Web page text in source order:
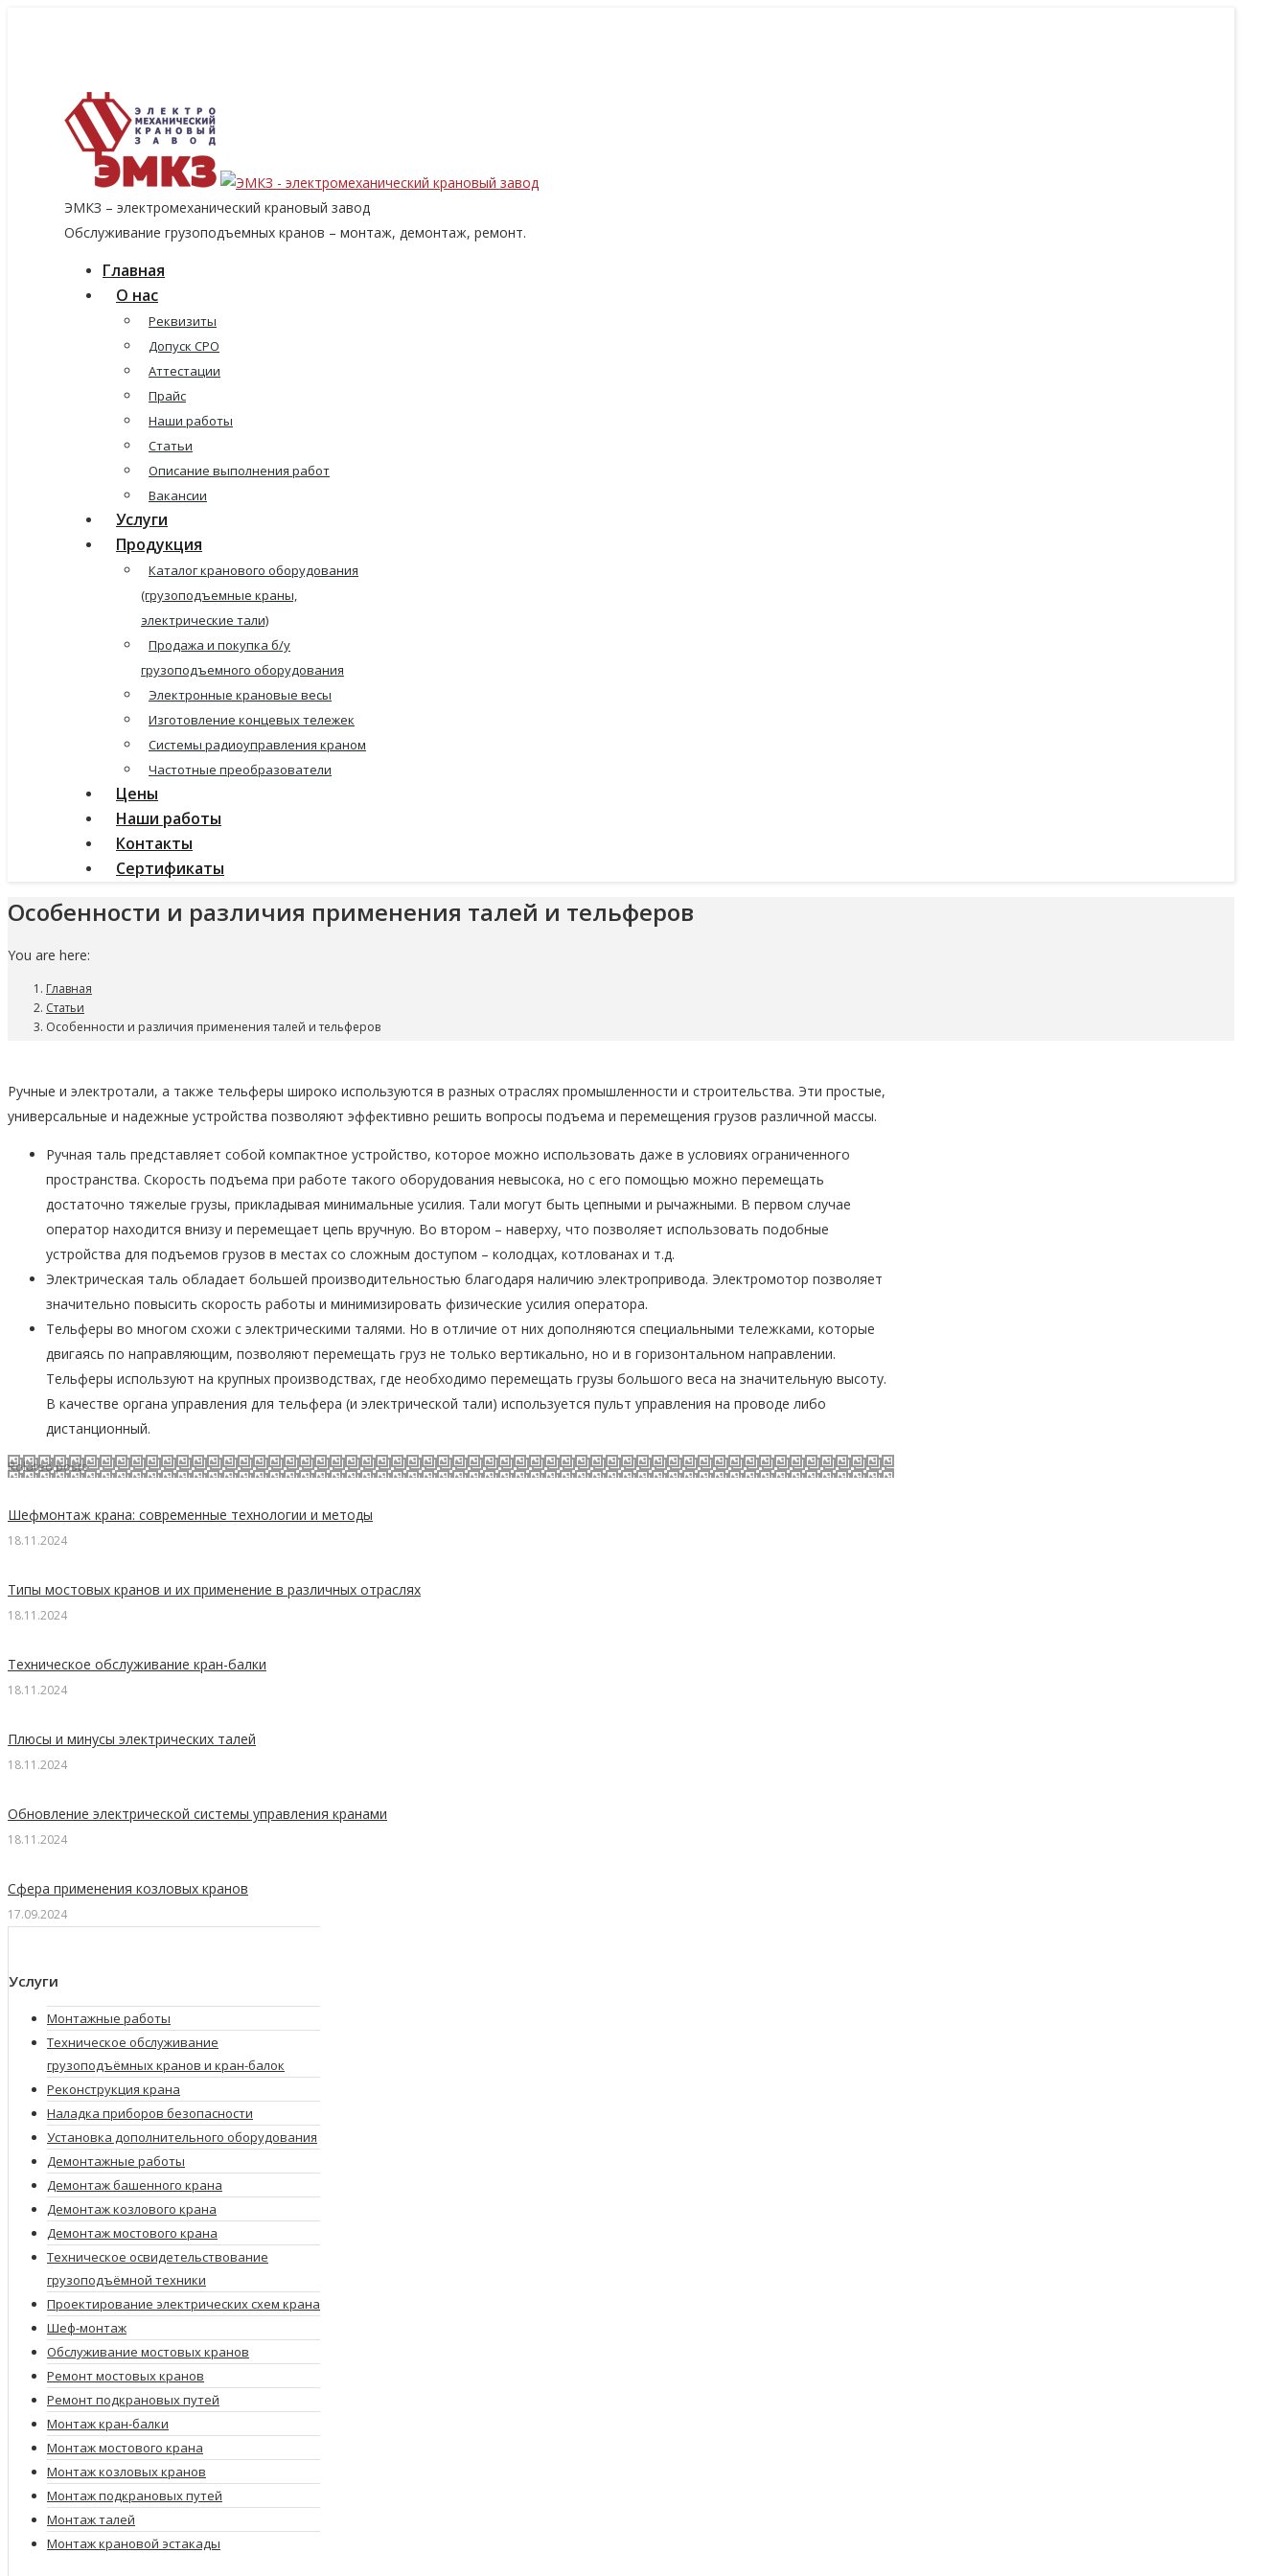
ЭМКЗ – электромеханический крановый завод
Обслуживание грузоподъемных кранов – монтаж, демонтаж, ремонт.
Главная
О нас
Реквизиты
Допуск СРО
Аттестации
Прайс
Наши работы
Статьи
Описание выполнения работ
Вакансии
Услуги
Продукция
Каталог кранового оборудования
(грузоподъемные краны,
электрические тали)
Продажа и покупка б/у
грузоподъемного оборудования
Электронные крановые весы
Изготовление концевых тележек
Системы радиоуправления краном
Частотные преобразователи
Цены
Наши работы
Контакты
Сертификаты
Особенности и различия применения талей и тельферов
You are here:
Главная
Статьи
Особенности и различия применения талей и тельферов
Ручные и электротали, а также тельферы широко используются в разных отраслях промышленности и строительства. Эти простые,
универсальные и надежные устройства позволяют эффективно решить вопросы подъема и перемещения грузов различной массы.
Ручная таль представляет собой компактное устройство, которое можно использовать даже в условиях ограниченного
пространства. Скорость подъема при работе такого оборудования невысока, но с его помощью можно перемещать
достаточно тяжелые грузы, прикладывая минимальные усилия. Тали могут быть цепными и рычажными. В первом случае
оператор находится внизу и перемещает цепь вручную. Во втором – наверху, что позволяет использовать подобные
устройства для подъемов грузов в местах со сложным доступом – колодцах, котлованах и т.д.
Электрическая таль обладает большей производительностью благодаря наличию электропривода. Электромотор позволяет
значительно повысить скорость работы и минимизировать физические усилия оператора.
Тельферы во многом схожи с электрическими талями. Но в отличие от них дополняются специальными тележками, которые
двигаясь по направляющим, позволяют перемещать груз не только вертикально, но и в горизонтальном направлении.
Тельферы используют на крупных производствах, где необходимо перемещать грузы большого веса на значительную высоту.
В качестве органа управления для тельфера (и электрической тали) используется пульт управления на проводе либо
дистанционный.
Related posts
Шефмонтаж крана: современные технологии и методы
18.11.2024
Типы мостовых кранов и их применение в различных отраслях
18.11.2024
Техническое обслуживание кран-балки
18.11.2024
Плюсы и минусы электрических талей
18.11.2024
Обновление электрической системы управления кранами
18.11.2024
Сфера применения козловых кранов
17.09.2024
Услуги
Монтажные работы
Техническое обслуживание
грузоподъёмных кранов и кран-балок
Реконструкция крана
Наладка приборов безопасности
Установка дополнительного оборудования
Демонтажные работы
Демонтаж башенного крана
Демонтаж козлового крана
Демонтаж мостового крана
Техническое освидетельствование
грузоподъёмной техники
Проектирование электрических схем крана
Шеф-монтаж
Обслуживание мостовых кранов
Ремонт мостовых кранов
Ремонт подкрановых путей
Монтаж кран-балки
Монтаж мостового крана
Монтаж козловых кранов
Монтаж подкрановых путей
Монтаж талей
Монтаж крановой эстакады